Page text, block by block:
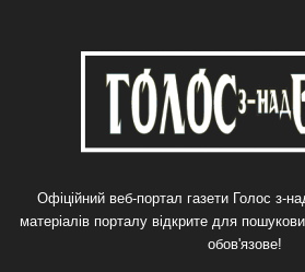
Офіційний веб-портал газети Голос з-
матеріалів порталу відкрите для
обов'язове!